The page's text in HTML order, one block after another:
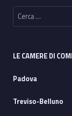
Ricerca per:
LE CAMERE DI
Padova
Treviso-Belluno